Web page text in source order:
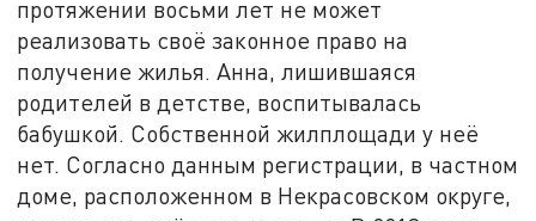
протяжении восьми лет не может
реализовать своё законное право на
получение жилья. Анна, лишившаяся
родителей в детстве, воспитывалась
бабушкой. Собственной жилплощади у неё
нет. Согласно данным регистрации, в частном
доме, расположенном в Некрасовском округе,